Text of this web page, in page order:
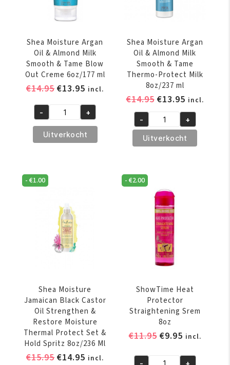
Shea Moisture Argan
Oil & Almond Milk
Smooth & Tame Blow
Out Creme 6oz/177 ml
€14.95Oorspronkelijke
was:
€14.95.
€13.95 Huidige
is:
€13.95.
incl.
Shea
Moisture
Argan
Almond
Smooth
ml
aantal
- +
Uitverkocht
Shea Moisture Argan
Oil & Almond Milk
Smooth & Tame
Thermo-Protect Milk
8oz/237 ml
€14.95 Oorspronkelijke
was:
€14.95.
€13.95Huidige
prijs
is:
€13.95.
incl.
Shea
Moisture
Argan
&
Almond
Smooth
Thermo-
Protect
8oz/237
aantal
- +
Uitverkocht
-€1.00
Shea Moisture
Jamaican Black Castor
Oil Strengthen &
Restore Moisture
Thermal Protect Set &
Hold Spritz 8oz/236 Ml
€15.95Oorspronkelijke
€14.95 Huidige
incl.
-€2.00
ShowTime Heat
Protector
Straightening Srem
8oz
€11.95 Oorspronkelijke
was:
€9.95Huidige
is:
incl.
- +